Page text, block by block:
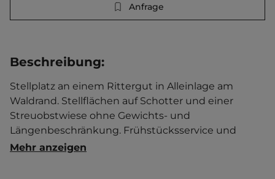
Anfrage
Beschreibung:
Stellplatz an einem Rittergut in Alleinlage am
Waldrand. Stellflächen auf Schotter und einer
Streuobstwiese ohne Gewichts- und
Längenbeschränkung. Frühstücksservice und
Abendessen möglich. E-Ladestationen
Mehr anzeigen